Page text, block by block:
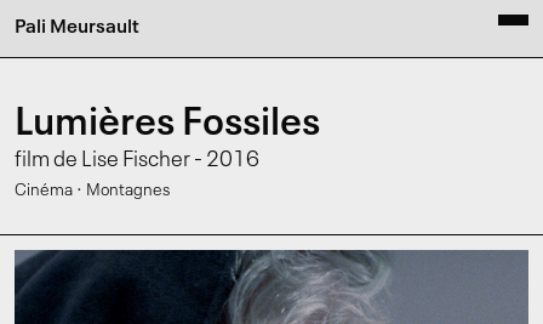
Pali Meursault
Lumières Fossiles
film de Lise Fischer - 2016
Cinéma · Montagnes